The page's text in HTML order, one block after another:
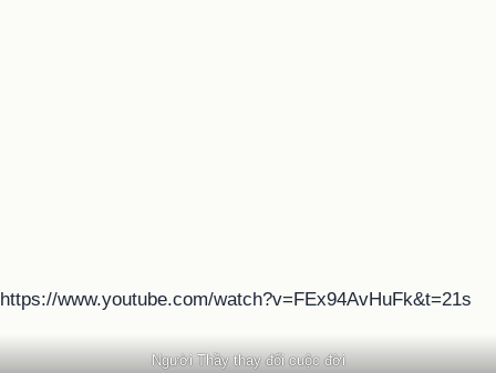
https://www.youtube.com/watch?v=FEx94AvHuFk&t=21s
Người Thầy thay đổi cuộc đời